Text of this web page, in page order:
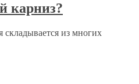
карниз?
из многих